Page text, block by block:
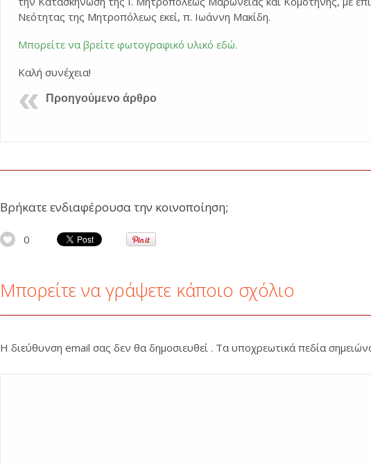
Νεότητας της Μητροπόλεως εκεί, π. Ιωάννη Μακίδη.
Μπορείτε να βρείτε φωτογραφικό υλικό εδώ.
Καλή συνέχεια!
Προηγούμενο άρθρο
Βρήκατε ενδιαφέρουσα την κοινοποίηση;
0
Μπορείτε να γράψετε κάποιο σχόλιο
Η διεύθυνση email σας δεν θα δημοσιευθεί . Τα υποχρεωτικά πεδία